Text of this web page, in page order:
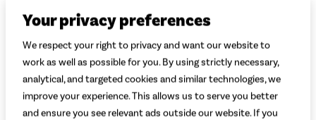
Leeftijd: 2 - 4 jaar
Remmen: Terugtraprem
Wielmaat: 12
299,-
Bekijk
Your privacy preferences
We respect your right to privacy and want our website to
work as well as possible for you. By using strictly necessary,
analytical, and targeted cookies and similar technologies, we
improve your experience. This allows us to serve you better
and ensure you see relevant ads outside our website. If you